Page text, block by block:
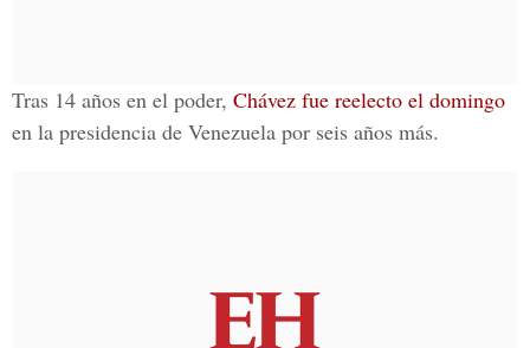
Tras 14 años en el poder, Chávez fue reelecto el domingo
en la presidencia de Venezuela por seis años más.